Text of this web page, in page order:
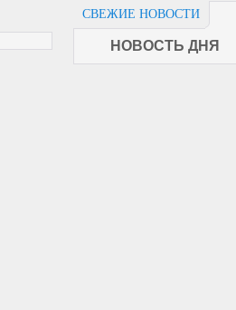
СВЕЖИЕ НОВОСТИ
НОВОСТЬ ДНЯ